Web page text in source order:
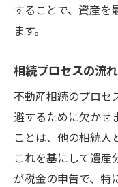
相続に関
門真市の
地価の変
市場での
地域の開
することで、資産を
ます。
相続プロセスの流
不動産相続のプロセ
避するために欠かせ
ことは、他の相続人
これを基にして遺産
が税金の申告で、特